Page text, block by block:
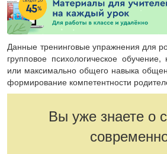
Данные тренинговые упражнения для
групповое психологическое
или максимально общего навыка
формирование компетентности
Вы уже знаете о